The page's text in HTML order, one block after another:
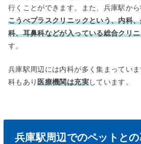
行くことができます。また、兵庫駅から
こうべプラスクリニックという、内科
科、耳鼻科などが入っている総合クリ
す。
兵庫駅周辺には内科が多く集まってい
科もあり医療機関は充実しています。
兵庫駅周辺でのペットとの